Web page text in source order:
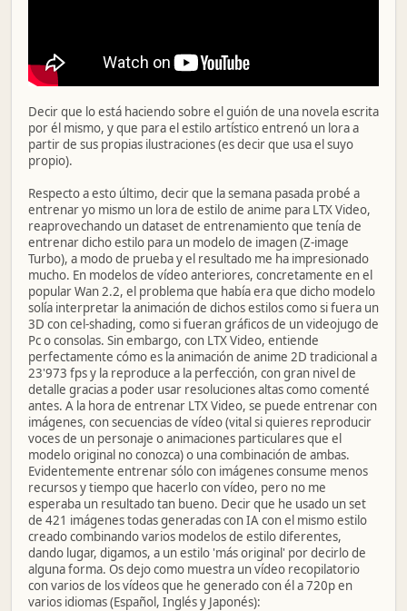
Decir que lo está haciendo sobre el guión de una novela escrita
por él mismo, y que para el estilo artístico entrenó un lora a
partir de sus propias ilustraciones (es decir que usa el suyo
propio).
Respecto a esto último, decir que la semana pasada probé a
entrenar yo mismo un lora de estilo de anime para LTX Video,
reaprovechando un dataset de entrenamiento que tenía de
entrenar dicho estilo para un modelo de imagen (Z-image
Turbo), a modo de prueba y el resultado me ha impresionado
mucho. En modelos de vídeo anteriores, concretamente en el
popular Wan 2.2, el problema que había era que dicho modelo
solía interpretar la animación de dichos estilos como si fuera un
3D con cel-shading, como si fueran gráficos de un videojugo de
Pc o consolas. Sin embargo, con LTX Video, entiende
perfectamente cómo es la animación de anime 2D tradicional a
23'973 fps y la reproduce a la perfección, con gran nivel de
detalle gracias a poder usar resoluciones altas como comenté
antes. A la hora de entrenar LTX Video, se puede entrenar con
imágenes, con secuencias de vídeo (vital si quieres reproducir
voces de un personaje o animaciones particulares que el
modelo original no conozca) o una combinación de ambas.
Evidentemente entrenar sólo con imágenes consume menos
recursos y tiempo que hacerlo con vídeo, pero no me
esperaba un resultado tan bueno. Decir que he usado un set
de 421 imágenes todas generadas con IA con el mismo estilo
creado combinando varios modelos de estilo diferentes,
dando lugar, digamos, a un estilo 'más original' por decirlo de
alguna forma. Os dejo como muestra un vídeo recopilatorio
con varios de los vídeos que he generado con él a 720p en
varios idiomas (Español, Inglés y Japonés):